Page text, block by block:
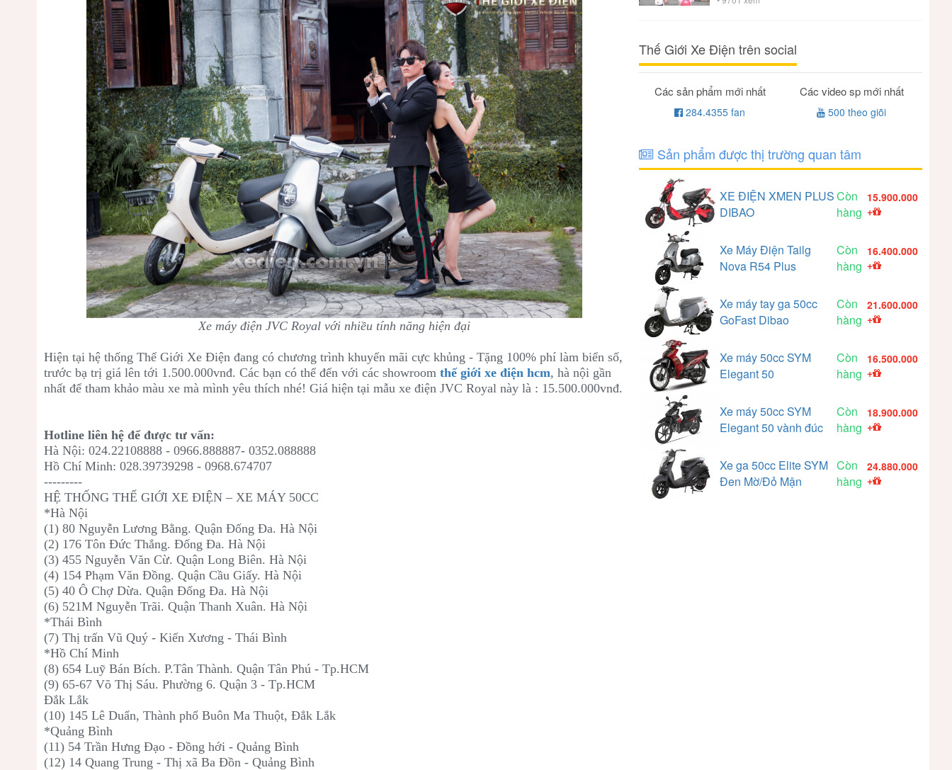
Xe máy điện JVC Royal với nhiều tính năng hiện đại
Hiện tại hệ thống Thế Giới Xe Điện đang có chương trình khuyến mãi cực khủng - Tặng 100% phí làm biển số,
trước bạ trị giá lên tới 1.500.000vnđ. Các bạn có thể đến với các showroom thế giới xe điện hcm, hà nội gần
nhất để tham khảo màu xe mà mình yêu thích nhé! Giá hiện tại mẫu xe điện JVC Royal này là : 15.500.000vnđ.
Hotline liên hệ để được tư vấn:
Hà Nội: 024.22108888 - 0966.888887- 0352.088888
Hồ Chí Minh: 028.39739298 - 0968.674707
---------
HỆ THỐNG THẾ GIỚI XE ĐIỆN – XE MÁY 50CC
*Hà Nội
(1) 80 Nguyễn Lương Bằng. Quận Đống Đa. Hà Nội
(2) 176 Tôn Đức Thắng. Đống Đa. Hà Nội
(3) 455 Nguyễn Văn Cừ. Quận Long Biên. Hà Nội
(4) 154 Phạm Văn Đồng. Quận Cầu Giấy. Hà Nội
(5) 40 Ô Chợ Dừa. Quận Đống Đa. Hà Nội
(6) 521M Nguyễn Trãi. Quận Thanh Xuân. Hà Nội
*Thái Bình
(7) Thị trấn Vũ Quý - Kiến Xương - Thái Bình
*Hồ Chí Minh
(8) 654 Luỹ Bán Bích. P.Tân Thành. Quận Tân Phú - Tp.HCM
(9) 65-67 Võ Thị Sáu. Phường 6. Quận 3 - Tp.HCM
Đắk Lắk
(10) 145 Lê Duẩn, Thành phố Buôn Ma Thuột, Đắk Lắk
*Quảng Bình
(11) 54 Trần Hưng Đạo - Đồng hới - Quảng Bình
(12) 14 Quang Trung - Thị xã Ba Đồn - Quảng Bình
Thế Giới Xe Điện trên social
Các sản phẩm mới nhất
284.4355 fan
Các video sp mới nhất
500 theo giõi
Sản phẩm được thị trường quan tâm
XE ĐIỆN XMEN PLUS
DIBAO
Còn
hàng
15.900.000
+
Xe Máy Điện Tailg
Nova R54 Plus
Còn
hàng
16.400.000
+
Xe máy tay ga 50cc
GoFast Dibao
Còn
hàng
21.600.000
+
Xe máy 50cc SYM
Elegant 50
Còn
hàng
16.500.000
+
Xe máy 50cc SYM
Elegant 50 vành đúc
Còn
hàng
18.900.000
+
Xe ga 50cc Elite SYM
Đen Mờ/Đỏ Mận
Còn
hàng
24.880.000
+